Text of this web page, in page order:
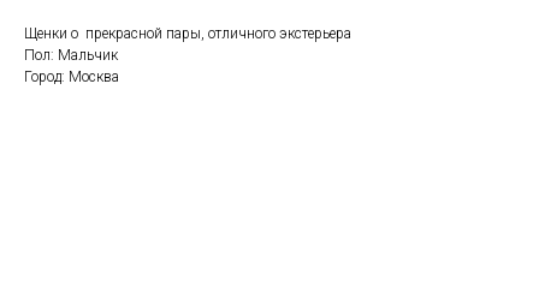
Щенки о прекрасной пары, отличного экстерьера
Пол: Мальчик
Город: Москва